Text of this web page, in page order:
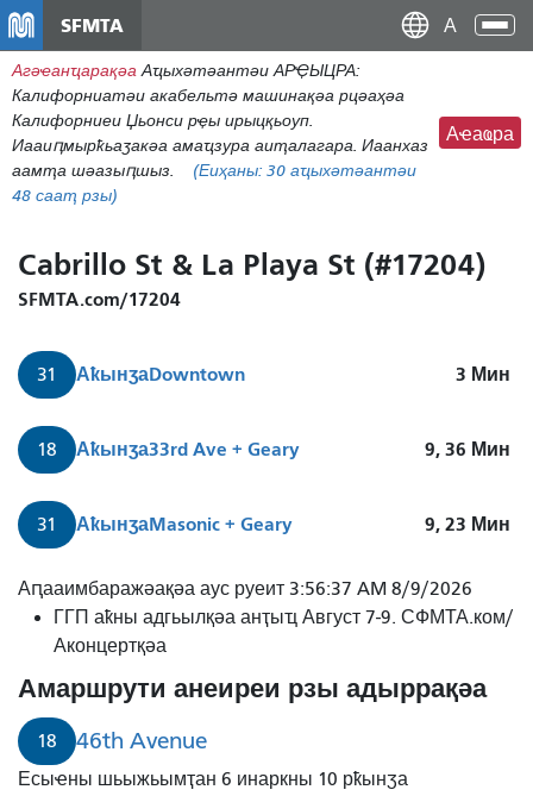
콘
텐
츠
로
기
SFMTA
Агәҽанҵарақәа Аҵыхәтәантәи АРҾЫЦРА:
Калифорниатәи акабельтә машинақәа рцәаҳәа
Калифорниеи Џьонси рҿы ирыцқьоуп.
Иааиԥмырҟьаӡакәа амаҵзура аиҭалагара. Иаанхаз
аамҭа шәазыԥшыз.
(Еиҳаны: 30 аҵыхәтәантәи
48 сааҭ рзы)
Аҽаҩра
Cabrillo St & La Playa St (#17204)
SFMTA.com/17204
31 АҟынӡаDowntown 3 Мин
18 Аҟынӡа33rd Ave + Geary 9, 36 Мин
31 АҟынӡаMasonic + Geary 9, 23 Мин
31
Бальбоа
рышьҭахь
дааит.
Аԥааимбаражәақәа аус руеит 3:56:37 AM 8/9/2026
ГГП аҟны адгьылқәа анҭыҵ Август 7-9. СФМТА.ком/
Аконцертқәа
Амаршрути анеиреи рзы адыррақәа
18 46th Avenue
Есыҽны шьыжьымҭан 6 инаркны 10 рҟынӡа